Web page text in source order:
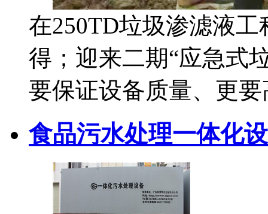
在250TD垃圾渗滤液
得；迎来二期“应急式
要保证设备质量、更
食品污水处理一体化